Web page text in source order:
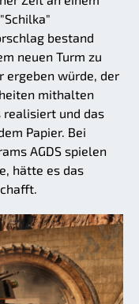
bestand
neuen Turm zu
ergeben würde, der
mithalten
realisiert und das
Papier. Bei
AGDS spielen
hätte es das